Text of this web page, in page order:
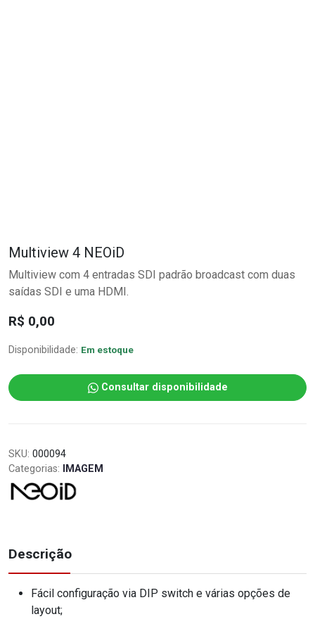
Multiview 4 NEOiD
Multiview com 4 entradas SDI padrão broadcast com duas
saídas SDI e uma HDMI.
R$ 0,00
Disponibilidade: Em estoque
Consultar disponibilidade
SKU: 000094
Categorias: IMAGEM
Descrição
Fácil configuração via DIP switch e várias opções de
layout;